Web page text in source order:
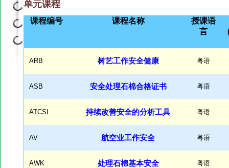
单元课程
课程编号 课程名称
授课语
言
ARB 树艺工作安全健康 粤语
ASB 安全处理石棉合格证书 粤语
ATCSI 持续改善安全的分析工具 粤语
AV 航空业工作安全 粤语
AWK 处理石棉基本安全 粤语